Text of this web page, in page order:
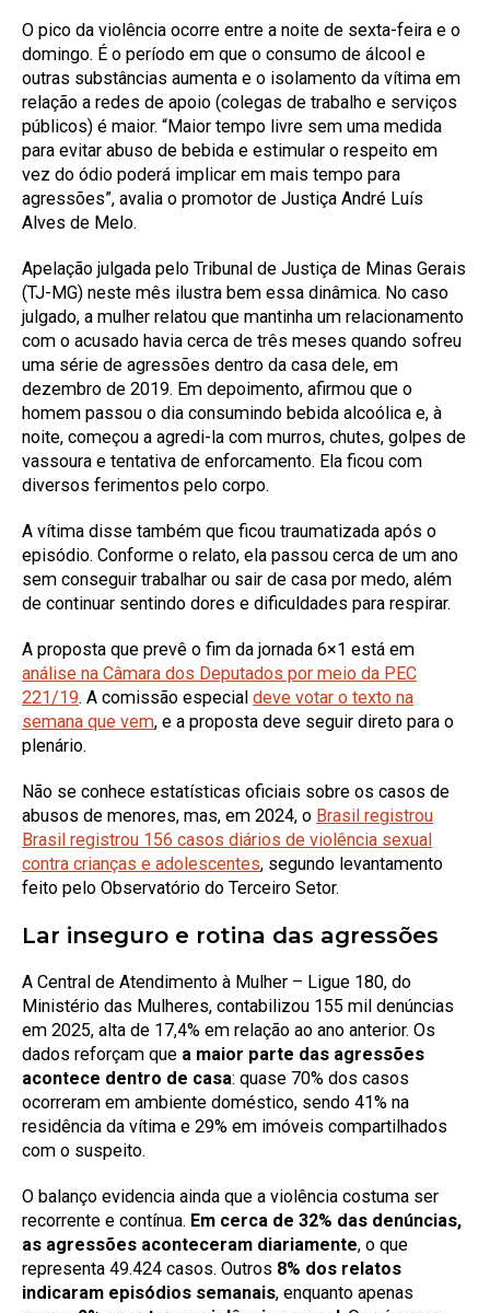
O pico da violência ocorre entre a noite de sexta-feira e o
domingo. É o período em que o consumo de álcool e
outras substâncias aumenta e o isolamento da vítima em
relação a redes de apoio (colegas de trabalho e serviços
públicos) é maior. “Maior tempo livre sem uma medida
para evitar abuso de bebida e estimular o respeito em
vez do ódio poderá implicar em mais tempo para
agressões”, avalia o promotor de Justiça André Luís
Alves de Melo.
Apelação julgada pelo Tribunal de Justiça de Minas Gerais
(TJ-MG) neste mês ilustra bem essa dinâmica. No caso
julgado, a mulher relatou que mantinha um relacionamento
com o acusado havia cerca de três meses quando sofreu
uma série de agressões dentro da casa dele, em
dezembro de 2019. Em depoimento, afirmou que o
homem passou o dia consumindo bebida alcoólica e, à
noite, começou a agredi-la com murros, chutes, golpes de
vassoura e tentativa de enforcamento. Ela ficou com
diversos ferimentos pelo corpo.
A vítima disse também que ficou traumatizada após o
episódio. Conforme o relato, ela passou cerca de um ano
sem conseguir trabalhar ou sair de casa por medo, além
de continuar sentindo dores e dificuldades para respirar.
A proposta que prevê o fim da jornada 6×1 está em
análise na Câmara dos Deputados por meio da PEC
221/19. A comissão especial deve votar o texto na
semana que vem, e a proposta deve seguir direto para o
plenário.
Não se conhece estatísticas oficiais sobre os casos de
abusos de menores, mas, em 2024, o Brasil registrou
Brasil registrou 156 casos diários de violência sexual
contra crianças e adolescentes, segundo levantamento
feito pelo Observatório do Terceiro Setor.
Lar inseguro e rotina das agressões
A Central de Atendimento à Mulher – Ligue 180, do
Ministério das Mulheres, contabilizou 155 mil denúncias
em 2025, alta de 17,4% em relação ao ano anterior. Os
dados reforçam que a maior parte das agressões
acontece dentro de casa: quase 70% dos casos
ocorreram em ambiente doméstico, sendo 41% na
residência da vítima e 29% em imóveis compartilhados
com o suspeito.
O balanço evidencia ainda que a violência costuma ser
recorrente e contínua. Em cerca de 32% das denúncias,
as agressões aconteceram diariamente, o que
representa 49.424 casos. Outros 8% dos relatos
indicaram episódios semanais, enquanto apenas